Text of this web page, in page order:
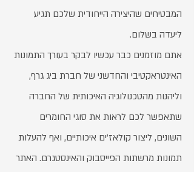
המבטיחים שהיצירה הייחודית שלכם תגיע
ליעדה בשלום.
אתם מוזמנים כבר עכשיו לבקר בעורך התמונות
האינטראקטיבי והחדשני של חברת ביג גרף,
וליהנות מהטכנולוגיה האיכותית של החברה
שתאפשר לכם לראות את סוגי החומרים
השונים, ליצור קולאז'ים איכותיים, ואף להעלות
תמונות מרשתות הפייסבוק והאינסטגרם. האתר